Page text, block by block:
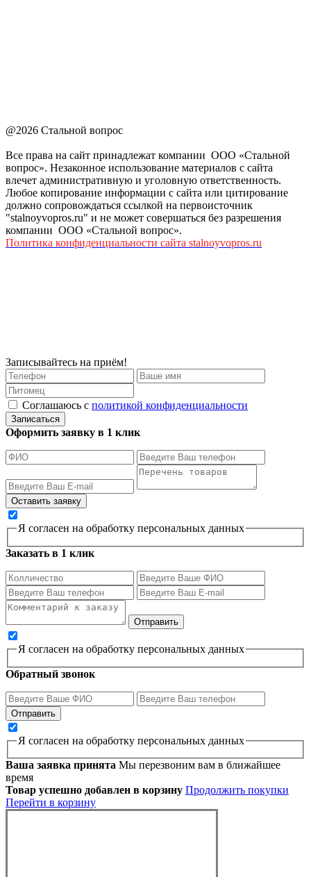
@2026 Стальной вопрос
Все права на сайт принадлежат компании ООО «Стальной
вопрос». Незаконное использование материалов с сайта
влечет административную и уголовную ответственность.
Любое копирование информации с сайта или цитирование
должно сопровождаться ссылкой на первоисточник
"stalnoyvopros.ru" и не может совершаться без разрешения
компании ООО «Стальной вопрос».
Политика конфиденциальности сайта stalnoyvopros.ru
Записывайтесь на приём!
Соглашаюсь с политикой конфиденциальности
Записаться
Оформить заявку в 1 клик
Я согласен на обработку персональных данных
Заказать в 1 клик
Я согласен на обработку персональных данных
Обратный звонок
Я согласен на обработку персональных данных
Ваша заявка принята Мы перезвоним вам в ближайшее
время
Товар успешно добавлен в корзину Продолжить покупки
Перейти в корзину